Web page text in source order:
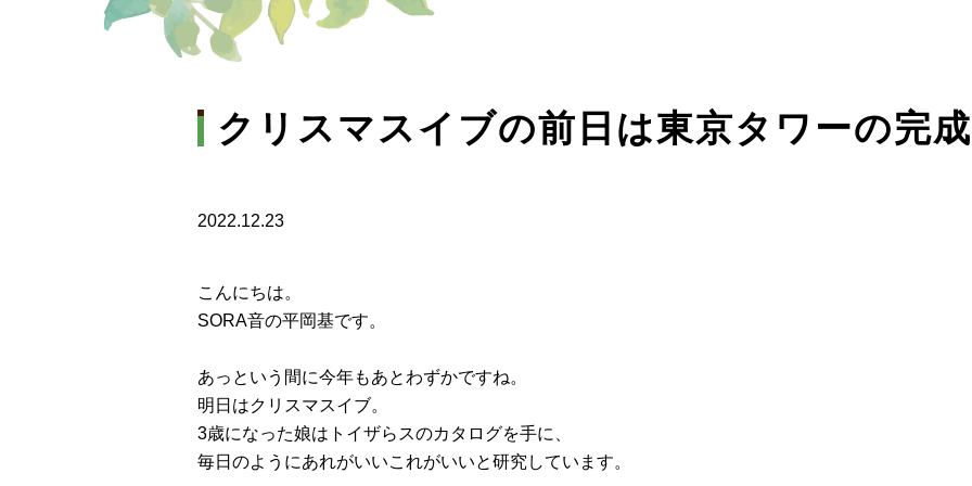
クリスマスイブの前日は東京タワーの完
2022.12.23
こんにちは。
SORA音の平岡基です。
あっという間に今年もあとわずかですね。
明日はクリスマスイブ。
3歳になった娘はトイザらスのカタログを手に、
毎日のようにあれがいいこれがいいと研究しています。